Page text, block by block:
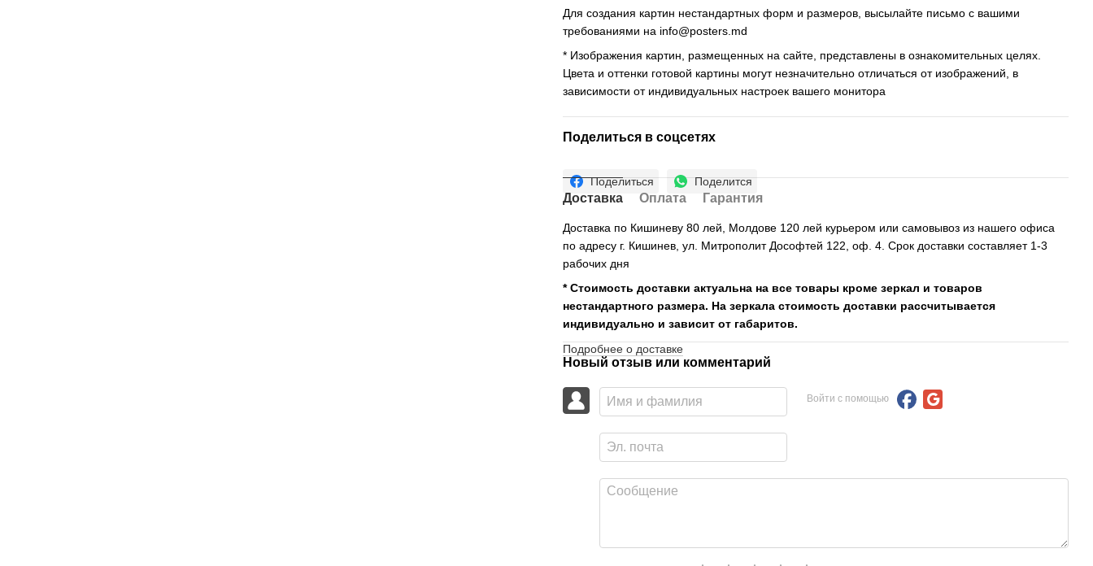
Для создания картин нестандартных форм и размеров, высылайте письмо c вашими
требованиями на info@posters.md
* Изображения картин, размещенных на сайте, представлены в ознакомительных целях.
Цвета и оттенки готовой картины могут незначительно отличаться от изображений, в
зависимости от индивидуальных настроек вашего монитора
Поделиться в соцсетях
Поделиться Поделится
Доставка Оплата Гарантия
Доставка по Кишиневу 80 лей, Молдове 120 лей курьером или самовывоз из нашего офиса
по адресу г. Кишинев, ул. Митрополит Дософтей 122, оф. 4. Срок доставки составляет 1-3
рабочих дня
* Стоимость доставки актуальна на все товары кроме зеркал и товаров
нестандартного размера. На зеркала стоимость доставки рассчитывается
индивидуально и зависит от габаритов.
Подробнее о доставке
Новый отзыв или комментарий
Войти с помощью